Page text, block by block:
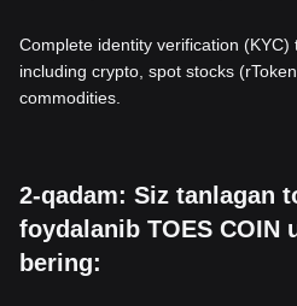
Complete identity verification (KYC)
including crypto, spot stocks
commodities.
2-qadam: Siz tanlagan
foydalanib TOES COIN
bering: